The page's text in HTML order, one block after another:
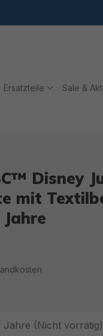
Ersatzteile Sale &
Disney
mit